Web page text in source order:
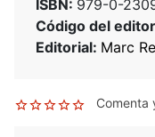
ISBN: 979-0-
Código del
Editorial: Marc
Comenta